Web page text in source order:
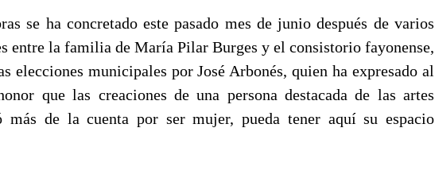
se ha concretado este pasado mes de junio después de varios
entre la familia de María Pilar Burges y el consistorio fayonense,
elecciones municipales por José Arbonés, quien ha expresado al
que las creaciones de una persona destacada de las artes
más de la cuenta por ser mujer, pueda tener aquí su espacio